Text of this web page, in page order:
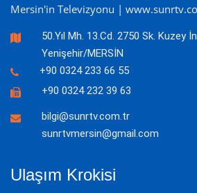
Mersin'in Televizyonu |
50.Yıl Mh. 13.Cd. 2750 Sk. Kuzey
Yenişehir/MERSİN
+90 0324 233 66 55
+90 0324 232 39 63
bilgi@sunrtv.com.tr
sunrtvmersin@gmail.com
Ulaşım Krokisi